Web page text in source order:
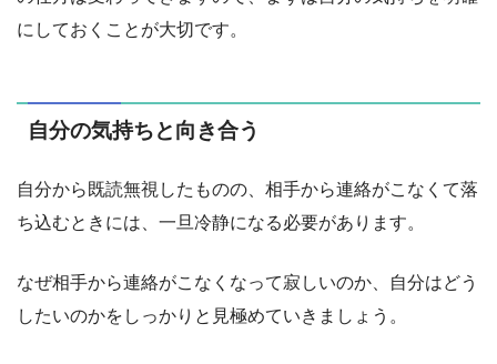
にしておくことが大切です。
自分の気持ちと向き合う
自分から既読無視したものの、相手から連絡がこなくて落
ち込むときには、一旦冷静になる必要があります。
なぜ相手から連絡がこなくなって寂しいのか、自分はどう
したいのかをしっかりと見極めていきましょう。